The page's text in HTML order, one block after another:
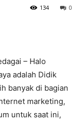
0
134
– Halo
adalah Didik
banyak di bagian
marketing,
untuk saat ini,